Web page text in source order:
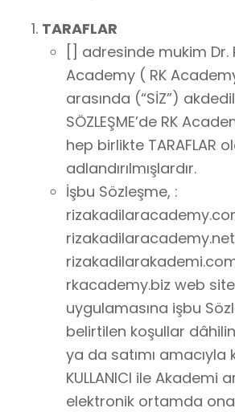
TARAFLAR
[] adresinde mukim Dr.
Academy ( RK
arasında (“SİZ”)
SÖZLEŞME’de RK
hep birlikte TARAFLAR
adlandırılmışlardır.
İşbu Sözleşme, :
rkacademy.biz web
uygulamasına işbu
belirtilen koşullar
ya da satımı amacıyla
KULLANICI ile Akademi
elektronik ortamda